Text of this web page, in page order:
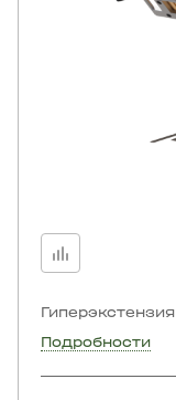
Гиперэкстензия
Подробности